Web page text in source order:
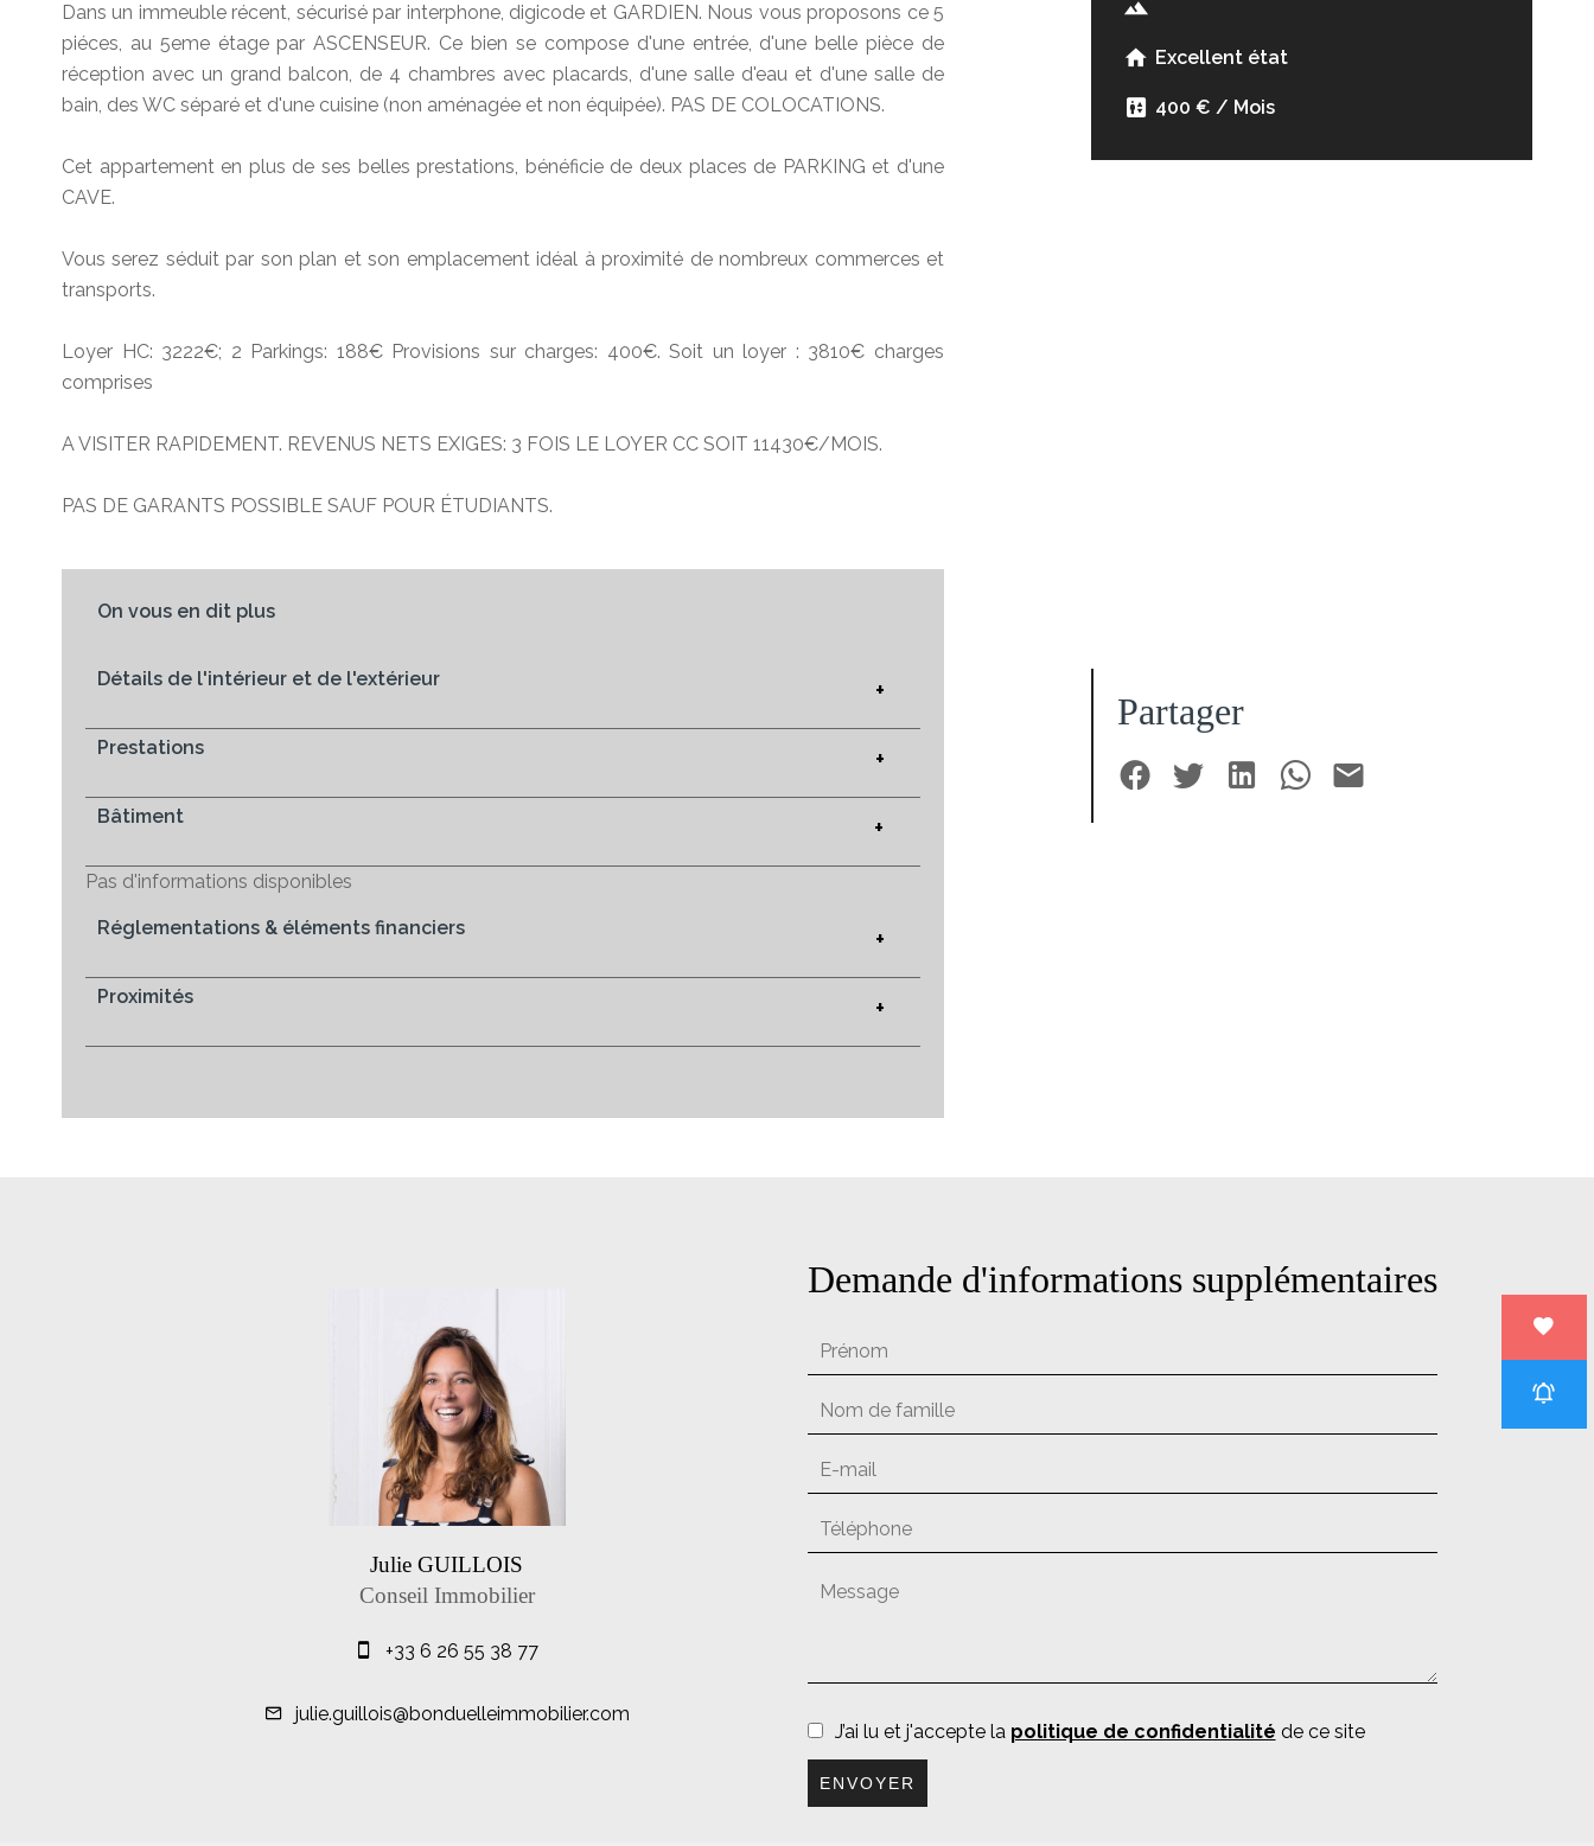
Dans un immeuble récent, sécurisé par interphone, digicode et GARDIEN. Nous vous proposons ce 5
piéces, au 5eme étage par ASCENSEUR. Ce bien se compose d'une entrée, d'une belle pièce de
réception avec un grand balcon, de 4 chambres avec placards, d'une salle d'eau et d'une salle de
bain, des WC séparé et d'une cuisine (non aménagée et non équipée). PAS DE COLOCATIONS.
Cet appartement en plus de ses belles prestations, bénéficie de deux places de PARKING et d'une
CAVE.
Vous serez séduit par son plan et son emplacement idéal à proximité de nombreux commerces et
transports.
Loyer HC: 3222€; 2 Parkings: 188€ Provisions sur charges: 400€. Soit un loyer : 3810€ charges
comprises
A VISITER RAPIDEMENT. REVENUS NETS EXIGES: 3 FOIS LE LOYER CC SOIT 11430€/MOIS.
PAS DE GARANTS POSSIBLE SAUF POUR ÉTUDIANTS.
On vous en dit plus
Détails de l'intérieur et de l'extérieur +
Prestations +
Bâtiment +
Pas d'informations disponibles
Réglementations & éléments financiers +
Proximités +
Excellent état
400 € / Mois
Partager
Julie GUILLOIS
Conseil Immobilier
+33 6 26 55 38 77
julie.guillois@bonduelleimmobilier.com
Demande d'informations supplémentaires
J’ai lu et j'accepte la politique de confidentialité de ce site
ENVOYER